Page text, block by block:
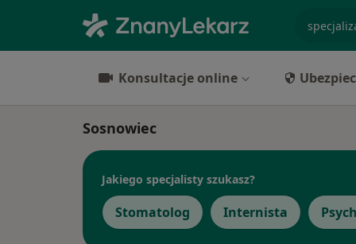
Konsultacje online
Sosnowiec
Jakiego specjalisty szukasz?
Stomatolog Internista